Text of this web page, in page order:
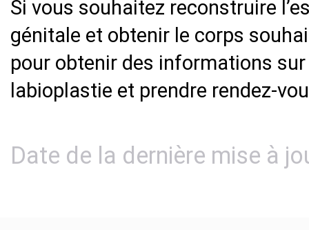
Si vous souhaitez reconstruire
génitale et obtenir le corps
pour obtenir des informations sur
labioplastie et prendre rendez-
Date de la dernière mise à